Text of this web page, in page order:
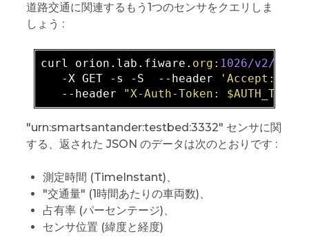
道路交通に関連するもう1つのセンサをクエリしま
しょう :
curl orion.lab.fiware. org: 1026/v2/
   -X GET -s -S  --header
'Accept:
   --header
"X-Auth-Token: $AUTH_TOKEN"
"urn:smartsantander:testbed:3332" センサに関
する、返された JSON のデータは次のとおりです :
測定時間 (TimeInstant)、
"交通量" (1時間あたりの車両数)、
占有率 (パーセンテージ)、
センサ位置 (緯度と経度)